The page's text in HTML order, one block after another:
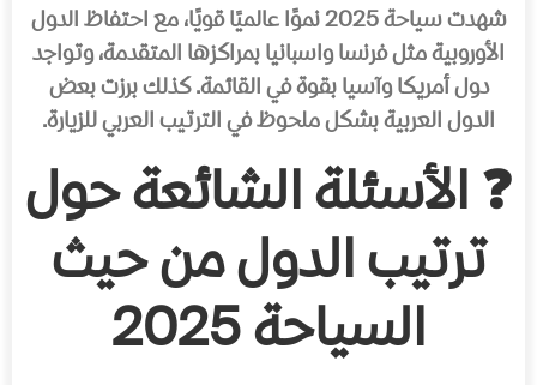
شهدت سياحة 2025 نموًا عالميًا قويًا، مع احتفاظ الدول
الأوروبية مثل فرنسا واسبانيا بمراكزها المتقدمة، وتواجد
دول أمريكا وآسيا بقوة في القائمة. كذلك برزت بعض
الدول العربية بشكل ملحوظ في الترتيب العربي للزيارة.
❓ الأسئلة الشائعة حول
ترتيب الدول من حيث
السياحة 2025